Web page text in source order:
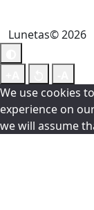
Lunetas© 2026
We use cookies
experience on
we will assume